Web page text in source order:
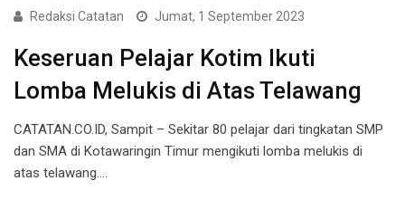
Redaksi Catatan Jumat, 1 September 2023
Keseruan Pelajar Kotim Ikuti
Lomba Melukis di Atas Telawang
CATATAN.CO.ID, Sampit – Sekitar 80 pelajar dari tingkatan SMP
dan SMA di Kotawaringin Timur mengikuti lomba melukis di
atas telawang.…